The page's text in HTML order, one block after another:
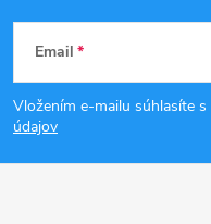
Z
á
p
Email
Vložením e-mailu súhlasíte s
údajov